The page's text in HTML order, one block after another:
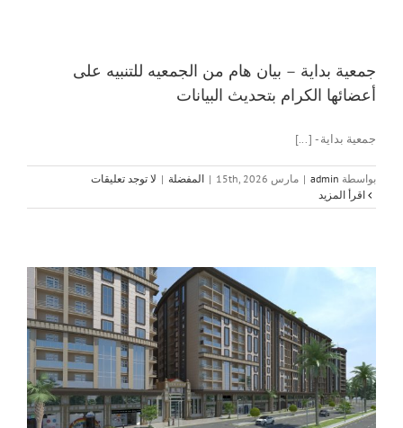
جمعية بداية – بيان هام من الجمعيه للتنبيه على
أعضائها الكرام بتحديث البيانات
جمعية بداية - [...]
بواسطة admin
| مارس 15th, 2026 | المفضلة | لا توجد تعليقات